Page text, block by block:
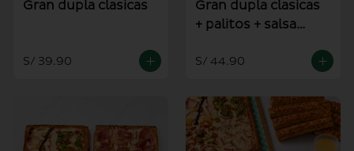
Gran dupla clasicas
S/ 39.90
Gran dupla clasicas
+ palitos + salsa
S/ 44.90